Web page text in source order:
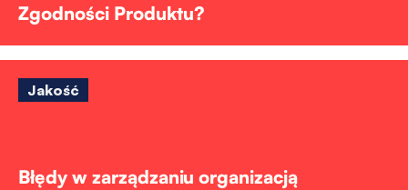
Zgodności Produktu?
Jakość
Błędy w zarządzaniu organizacją